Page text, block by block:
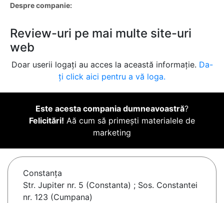
Despre companie:
Review-uri pe mai multe site-uri
web
Doar userii logați au acces la această informație. Da-
ți click aici pentru a vă loga.
Este acesta compania dumneavoastră?
Felicitări! Aă cum să primești materialele de
marketing
Constanţa
Str. Jupiter nr. 5 (Constanta) ; Sos. Constantei
nr. 123 (Cumpana)